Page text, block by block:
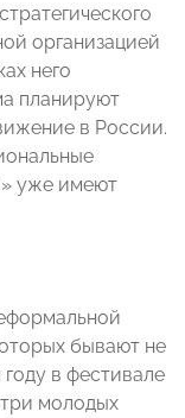
организацией
него
планируют
в России.
уже имеют
бывают не
в фестивале
молодых